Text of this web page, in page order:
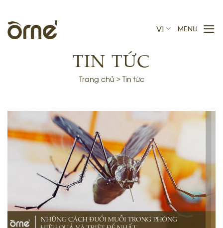
content
VI
TIN TỨC
Trang chủ > Tin tức